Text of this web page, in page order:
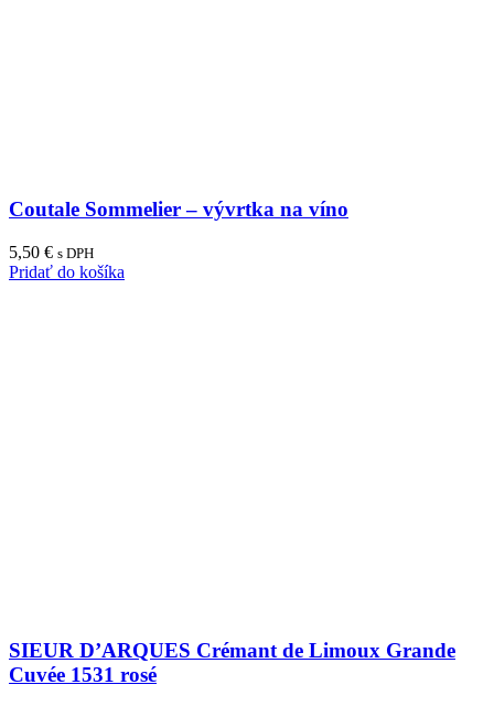
Coutale Sommelier – vývrtka na víno
5,50 € s DPH
Pridať do košíka
SIEUR D’ARQUES Crémant de Limoux Grande
Cuvée 1531 rosé